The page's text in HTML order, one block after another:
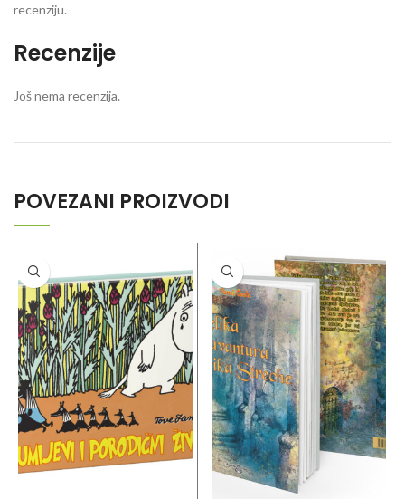
Recenzije
Još nema recenzija.
recenziju.
POVEZANI PROIZVODI